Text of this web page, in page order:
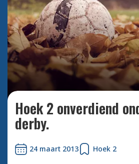
Hoek 2 onverdiend
derby.
24 maart 2013 Hoek 2